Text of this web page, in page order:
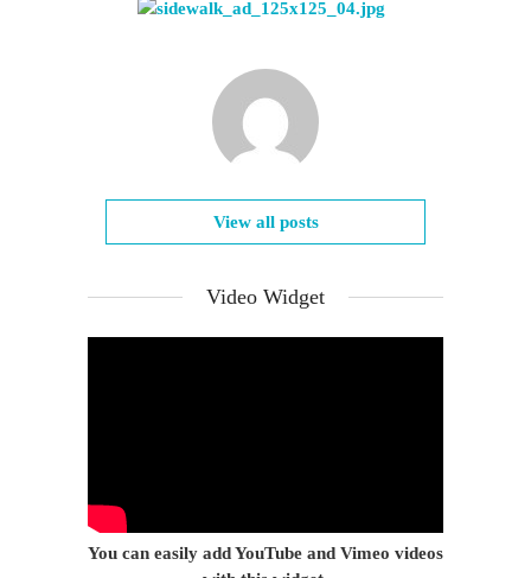
View all posts
Video Widget
You can easily add YouTube and Vimeo videos